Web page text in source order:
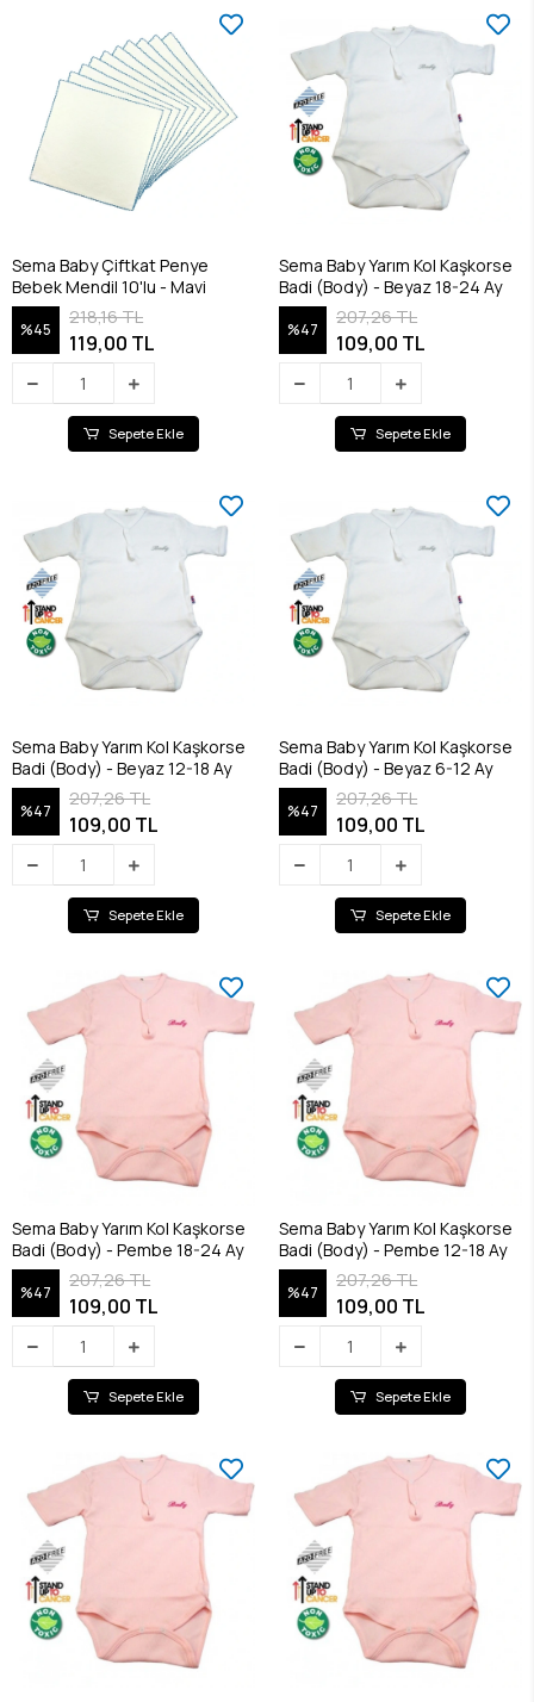
Sema Baby Çiftkat Penye
Bebek Mendil 10'lu - Mavi
%45
218,16 TL
119,00 TL
Sepete Ekle
Sema Baby Yarım Kol Kaşkorse
Badi (Body) - Beyaz 18-24 Ay
%47
207,26 TL
109,00 TL
Sepete Ekle
Sema Baby Yarım Kol Kaşkorse
Badi (Body) - Beyaz 12-18 Ay
%47
207,26 TL
109,00 TL
Sepete Ekle
Sema Baby Yarım Kol Kaşkorse
Badi (Body) - Beyaz 6-12 Ay
%47
207,26 TL
109,00 TL
Sepete Ekle
Sema Baby Yarım Kol Kaşkorse
Badi (Body) - Pembe 18-24 Ay
%47
207,26 TL
109,00 TL
Sepete Ekle
Sema Baby Yarım Kol Kaşkorse
Badi (Body) - Pembe 12-18 Ay
%47
207,26 TL
109,00 TL
Sepete Ekle